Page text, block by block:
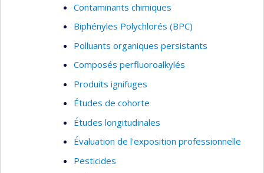
Contaminants chimiques
Biphényles Polychlorés (BPC)
Polluants organiques persistants
Composés perfluoroalkylés
Produits ignifuges
Études de cohorte
Études longitudinales
Évaluation de l'exposition professionnelle
Pesticides